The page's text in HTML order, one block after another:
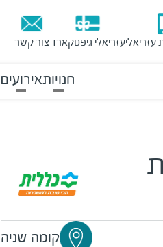
עזריאליעזריאלי גיפטקארדצור קשר
חנויותאירועים
קומה שניה